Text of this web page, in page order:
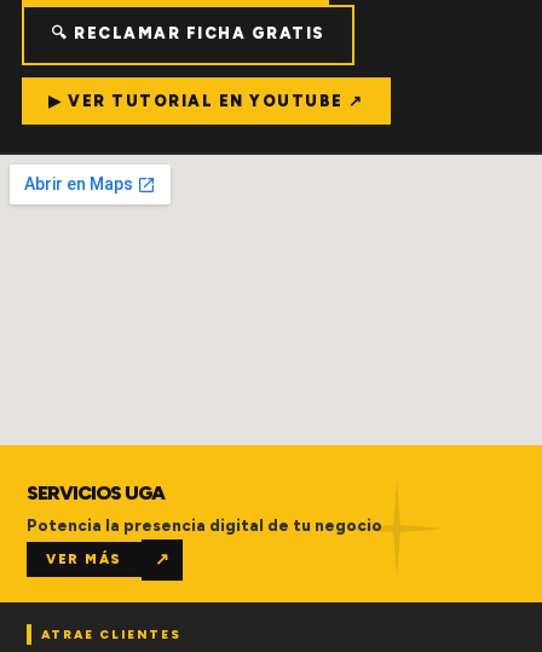
🔍 RECLAMAR FICHA GRATIS
▶ VER TUTORIAL EN YOUTUBE ↗
SERVICIOS UGA
Potencia la presencia digital de tu negocio
VER MÁS ↗
ATRAE CLIENTES